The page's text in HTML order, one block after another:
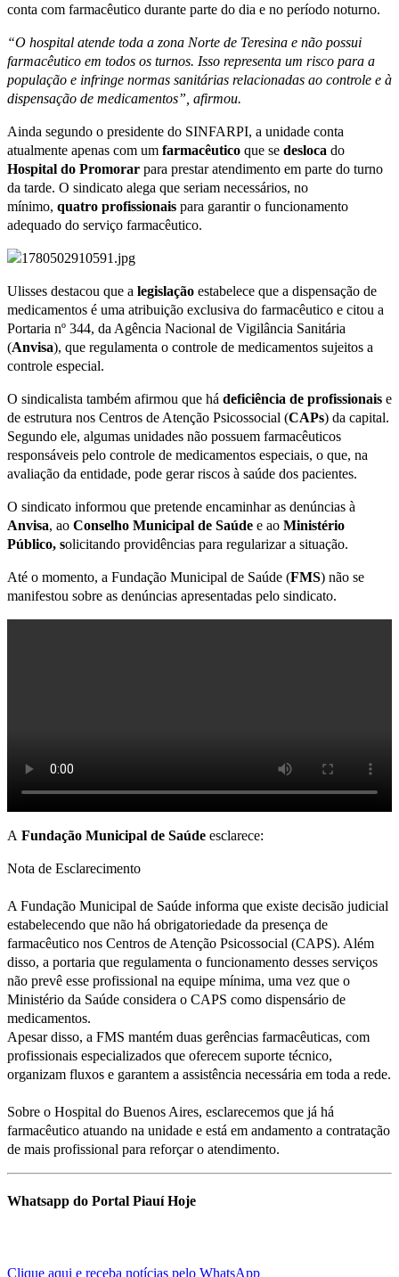
conta com farmacêutico durante parte do dia e no período noturno.
“O hospital atende toda a zona Norte de Teresina e não possui
farmacêutico em todos os turnos. Isso representa um risco para a
população e infringe normas sanitárias relacionadas ao controle e à
dispensação de medicamentos”, afirmou.
Ainda segundo o presidente do SINFARPI, a unidade conta
atualmente apenas com um farmacêutico que se desloca do
Hospital do Promorar para prestar atendimento em parte do turno
da tarde. O sindicato alega que seriam necessários, no
mínimo, quatro profissionais para garantir o funcionamento
adequado do serviço farmacêutico.
Ulisses destacou que a legislação estabelece que a dispensação de
medicamentos é uma atribuição exclusiva do farmacêutico e citou a
Portaria nº 344, da Agência Nacional de Vigilância Sanitária
(Anvisa), que regulamenta o controle de medicamentos sujeitos a
controle especial.
O sindicalista também afirmou que há deficiência de profissionais e
de estrutura nos Centros de Atenção Psicossocial (CAPs) da capital.
Segundo ele, algumas unidades não possuem farmacêuticos
responsáveis pelo controle de medicamentos especiais, o que, na
avaliação da entidade, pode gerar riscos à saúde dos pacientes.
O sindicato informou que pretende encaminhar as denúncias à
Anvisa, ao Conselho Municipal de Saúde e ao Ministério
Público, solicitando providências para regularizar a situação.
Até o momento, a Fundação Municipal de Saúde (FMS) não se
manifestou sobre as denúncias apresentadas pelo sindicato.
A Fundação Municipal de Saúde esclarece:
Nota de Esclarecimento
A Fundação Municipal de Saúde informa que existe decisão judicial
estabelecendo que não há obrigatoriedade da presença de
farmacêutico nos Centros de Atenção Psicossocial (CAPS). Além
disso, a portaria que regulamenta o funcionamento desses serviços
não prevê esse profissional na equipe mínima, uma vez que o
Ministério da Saúde considera o CAPS como dispensário de
medicamentos.
Apesar disso, a FMS mantém duas gerências farmacêuticas, com
profissionais especializados que oferecem suporte técnico,
organizam fluxos e garantem a assistência necessária em toda a rede.
Sobre o Hospital do Buenos Aires, esclarecemos que já há
farmacêutico atuando na unidade e está em andamento a contratação
de mais profissional para reforçar o atendimento.
Whatsapp do Portal Piauí Hoje
Clique aqui e receba notícias pelo WhatsApp